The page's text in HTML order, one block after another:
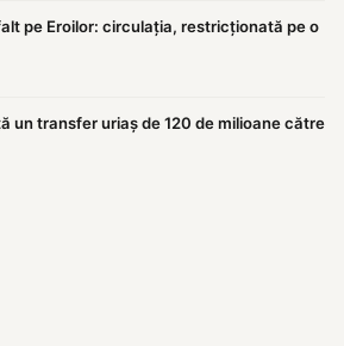
pe Eroilor: circulația, restricționată pe o
un transfer uriaș de 120 de milioane către